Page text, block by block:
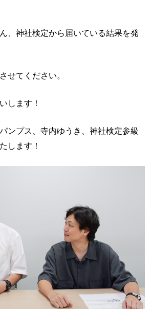
神社検定から届いている結果を発
せてください。
します！
プス、寺内ゆうき、神社検定参級
します！